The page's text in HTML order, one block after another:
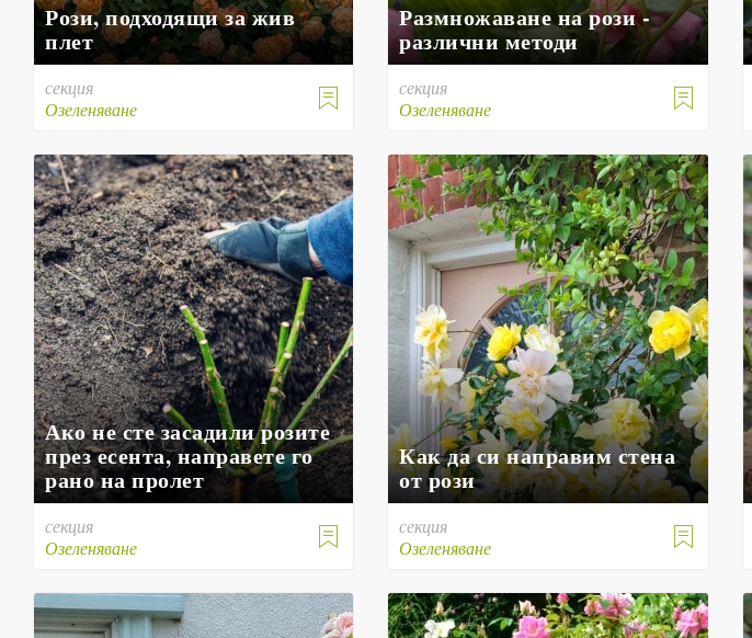
Рози, подходящи за жив
плет

секция
Озеленяване
Размножаване на рози -
различни методи

секция
Озеленяване
Ако не сте засадили розите
през есента, направете го
рано на пролет

секция
Озеленяване
Как да си направим стена
от рози

секция
Озеленяване